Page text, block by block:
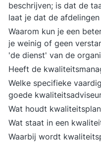
beschrijven; is dat de
laat je dat de
Waarom kun je een
je weinig of geen
'de dienst' van de
Heeft de
Welke specifieke
goede
Wat houdt
Wat staat in een
Waarbij wordt